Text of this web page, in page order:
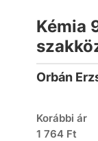
Kémia
Orbán
Korábbi ár
1 764 Ft